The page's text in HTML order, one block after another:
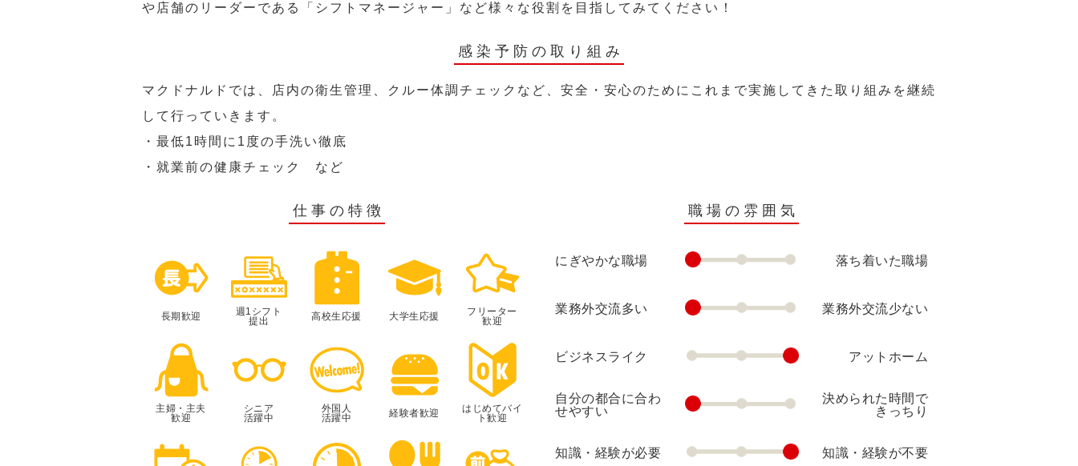
や店舗のリーダーである「シフトマネージャー」など様々な役割を目指してみてください！
感染予防の取り組み
マクドナルドでは、店内の衛生管理、クルー体調チェックなど、安全・安心のためにこれまで実施してきた取り組みを継続
して行っていきます。
・最低1時間に1度の手洗い徹底
・就業前の健康チェック など
仕事の特徴
長期歓迎
週1シフト
提出
高校生応援 大学生応援
フリーター
歓迎
主婦・主夫
歓迎
シニア
活躍中
外国人
活躍中
経験者歓迎
はじめてバイ
ト歓迎
職場の雰囲気
にぎやかな職場 落ち着いた職場
業務外交流多い 業務外交流少ない
ビジネスライク アットホーム
自分の都合に合わ
せやすい
決められた時間で
きっちり
知識・経験が必要 知識・経験が不要